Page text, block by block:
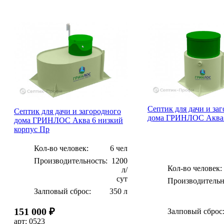
Септик для дачи и загородного
дома ГРИНЛОС Аква 6 низкий
корпус Пр
Кол-во человек:
6 чел
Производительность: 1200
л/
сут
Залповый сброс:
350 л
151 000 ₽
арт: 0523
Септик для дачи и
дома ГРИНЛОС Аква
Кол-во человек:
Залповый сброс: